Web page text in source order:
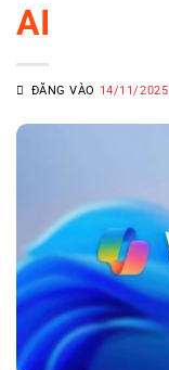
AI
ĐĂNG VÀO 14/11/2025